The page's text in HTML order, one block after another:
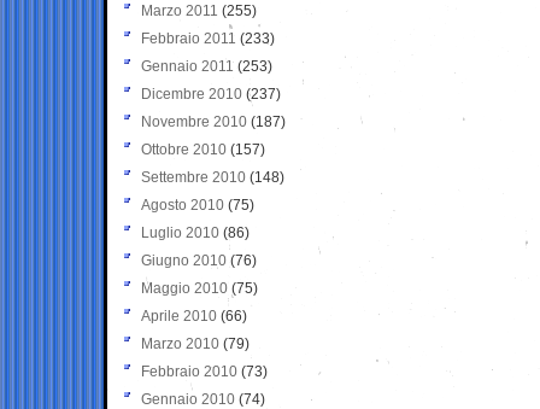
Marzo 2011 (255)
Febbraio 2011 (233)
Gennaio 2011 (253)
Dicembre 2010 (237)
Novembre 2010 (187)
Ottobre 2010 (157)
Settembre 2010 (148)
Agosto 2010 (75)
Luglio 2010 (86)
Giugno 2010 (76)
Maggio 2010 (75)
Aprile 2010 (66)
Marzo 2010 (79)
Febbraio 2010 (73)
Gennaio 2010 (74)